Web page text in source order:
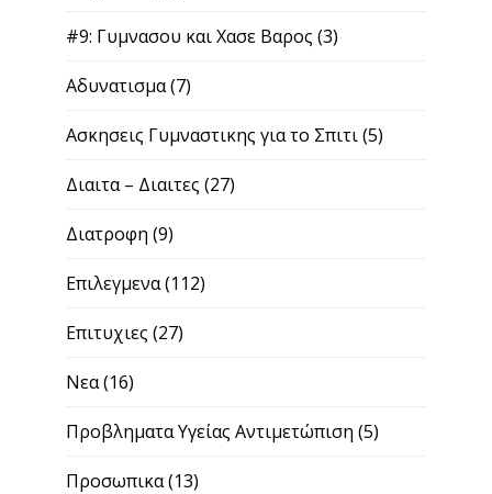
#9: Γυμνασου και Χασε Βαρος (3)
Αδυνατισμα(7)
Ασκησεις Γυμναστικης για το Σπιτι(5)
Διαιτα – Διαιτες (27)
Διατροφη (9)
Επιλεγμενα(112)
Επιτυχιες (27)
Νεα(16)
Προβληματα Υγείας Αντιμετώπιση (5)
Προσωπικα(13)